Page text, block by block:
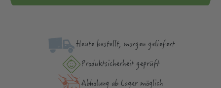
Heute bestellt, morgen geliefert
Produktsicher­heit geprüft
Abholung ab Lager möglich